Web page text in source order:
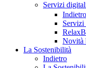
Servizi
Indietro
Novità
La Sostenibilità
Indietro